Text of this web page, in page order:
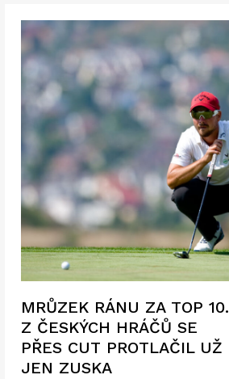
MRŮZEK RÁNU ZA TOP 10.
Z ČESKÝCH HRÁČŮ SE
PŘES CUT PROTLAČIL UŽ
JEN ZUSKA